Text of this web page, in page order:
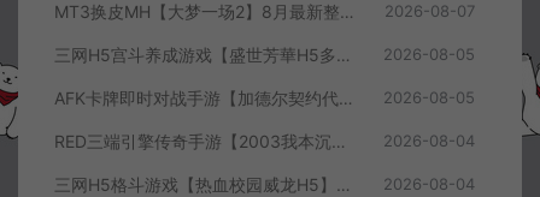
MT3换皮MH【大梦一场2】8月最新整理Linux手工服务端+源码+管理后台+安卓苹果双端+详细搭建教程+视频教程 2026-08-07
三网H5宫斗养成游戏【盛世芳華H5多区跨服代金券内购优化版】8月最新整理Linux手工服务端+CDK授权后台+全资源安卓+详细搭建教程+视频教程 2026-08-05
AFK卡牌即时对战手游【加德尔契约代金券内购修复版】8月最新整理Linux手工服务端+前后端全套源码+CDK授权后台+安卓苹果双端+详细搭建教程+视频教程 2026-08-05
RED三端引擎传奇手游【2003我本沉默三职业】8月最新整理Win一键服务端+PC安卓+详细搭建教程 2026-08-04
三网H5格斗游戏【热血校园威龙H5】8月最新整理Linux手工服务端+Win一键服务端+解压即玩+简易安卓客户端+详细搭建教程 2026-08-04